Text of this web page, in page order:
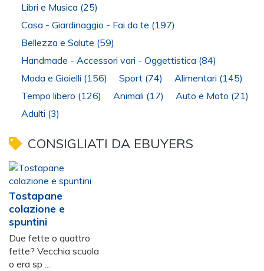
Libri e Musica (25)
Casa - Giardinaggio - Fai da te (197)
Bellezza e Salute (59)
Handmade - Accessori vari - Oggettistica (84)
Moda e Gioielli (156) Sport (74) Alimentari (145)
Tempo libero (126) Animali (17) Auto e Moto (21)
Adulti (3)
CONSIGLIATI DA EBUYERS
Tostapane
colazione e
spuntini
Due fette o quattro
fette? Vecchia scuola
o era sp ...